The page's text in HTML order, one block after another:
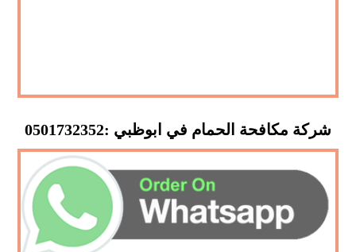
شركة مكافحة الحمام في ابوظبي :0501732352